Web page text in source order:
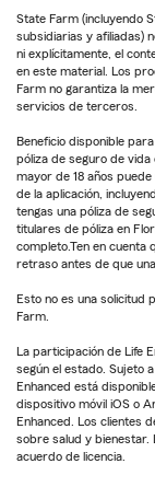
State Farm (incluyendo
subsidiarias y afiliadas)
ni explícitamente, el
en este material. Los
Farm no garantiza la
servicios de terceros.
Beneficio disponible
póliza de seguro de vida
mayor de 18 años
de la aplicación,
tengas una póliza de
titulares de póliza en
completo.Ten en cuenta
retraso antes de que
Esto no es una
Farm.
La participación de Life
según el estado. Sujeto
Enhanced está
dispositivo móvil iOS o
Enhanced. Los clientes
sobre salud y bienestar.
acuerdo de licencia.